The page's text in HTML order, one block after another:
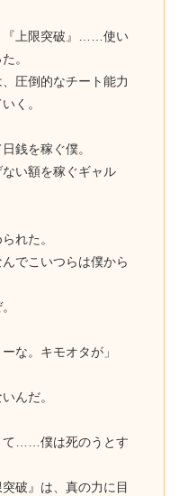
『上限突破』……使い
。
圧倒的なチート能力
く。
銭を稼ぐ僕。
い額を稼ぐギャル
れた。
でこいつらは僕から
な。キモオタが」
んだ。
て……僕は死のうとす
破』は、真の力に目